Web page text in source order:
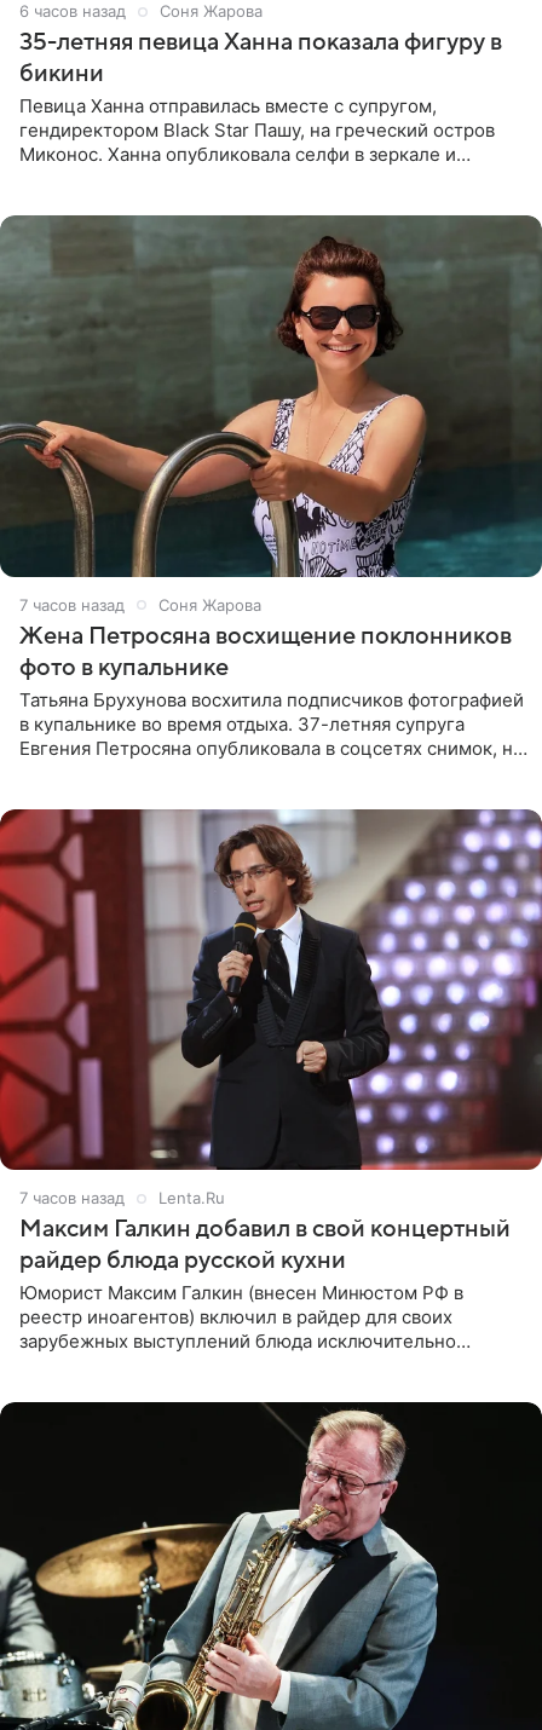
6 часов назад Соня Жарова
35-летняя певица Ханна показала фигуру в
бикини
Певица Ханна отправилась вместе с супругом,
гендиректором Black Star Пашу, на греческий остров
Миконос. Ханна опубликовала селфи в зеркале и
7 часов назад Соня Жарова
Жена Петросяна восхищение поклонников
фото в купальнике
Татьяна Брухунова восхитила подписчиков фотографией
в купальнике во время отдыха. 37-летняя супруга
Евгения Петросяна опубликовала в соцсетях снимок, на
7 часов назад Lenta.Ru
Максим Галкин добавил в свой концертный
райдер блюда русской кухни
Юморист Максим Галкин (внесен Минюстом РФ в
реестр иноагентов) включил в райдер для своих
зарубежных выступлений блюда исключительно